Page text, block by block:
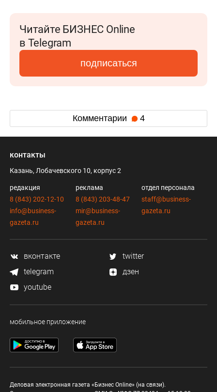
Читайте БИЗНЕС Online
в Telegram
подписаться
Комментарии 4
контакты
Казань, Лобачевского 10, корпус 2
редакция
8 (843) 202-12-10
info@business-
gazeta.ru
реклама
8 (843) 203-48-47
mir@business-
gazeta.ru
отдел персонала
staff@business-
gazeta.ru
вконтакте
twitter
telegram
дзен
youtube
мобильное приложение
Деловая электронная газета «Бизнес Online» (на связи).